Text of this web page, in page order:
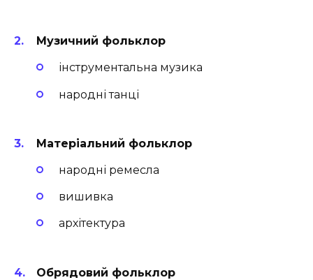
Музичний фольклор
інструментальна музика
народні танці
Матеріальний фольклор
народні ремесла
вишивка
архітектура
Обрядовий фольклор